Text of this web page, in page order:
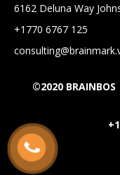
6162 Deluna Way
+1770 6767 125
©2020 BRAINBOS